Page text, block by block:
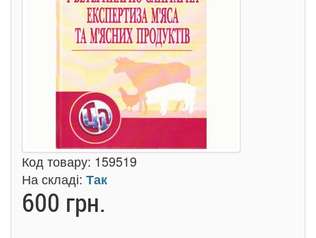
Код товару: 159519
На складі: Так
600 грн.